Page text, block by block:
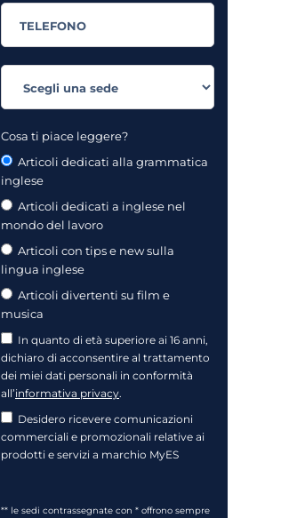
Cosa ti piace leggere?
Articoli dedicati alla grammatica
inglese
Articoli dedicati a inglese nel
mondo del lavoro
Articoli con tips e new sulla
lingua inglese
Articoli divertenti su film e
musica
In quanto di età superiore ai 16 anni,
dichiaro di acconsentire al trattamento
dei miei dati personali in conformità
all’informativa privacy.
Desidero ricevere comunicazioni
commerciali e promozionali relative ai
prodotti e servizi a marchio MyES
** le sedi contrassegnate con * offrono sempre